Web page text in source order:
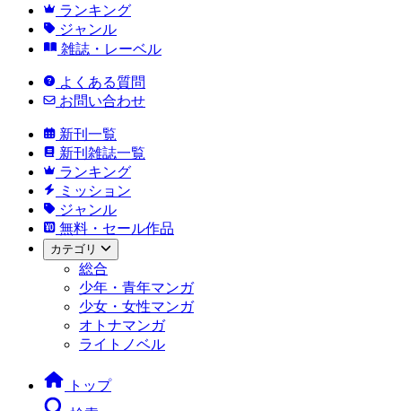
ランキング
ジャンル
雑誌・レーベル
よくある質問
お問い合わせ
新刊一覧
新刊雑誌一覧
ランキング
ミッション
ジャンル
無料・セール作品
カテゴリ
総合
少年・青年マンガ
少女・女性マンガ
オトナマンガ
ライトノベル
トップ